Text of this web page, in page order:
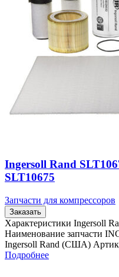
Ingersoll Rand
SLT10675
Запчасти для компрессоров
Заказать
Характеристики Ingersoll
Наименование запчасти
Ingersoll Rand (США)
Подробнее